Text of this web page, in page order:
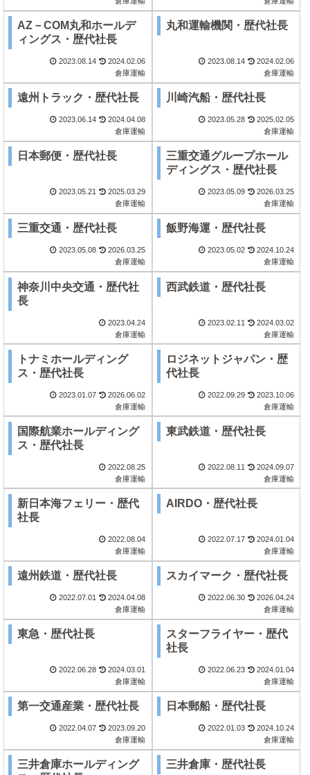
AZ－COM丸和ホールデ
ィングス・歴代社長
2023.08.14
2024.02.06
倉庫運輸
丸和運輸機関・歴代社長
2023.08.14
2024.02.06
倉庫運輸
遠州トラック・歴代社長
2023.06.14
2024.04.08
倉庫運輸
川崎汽船・歴代社長
2023.05.28
2025.02.05
倉庫運輸
日本郵便・歴代社長
2023.05.21
2025.03.29
倉庫運輸
三重交通グループホール
ディングス・歴代社長
2023.05.09
2026.03.25
倉庫運輸
三重交通・歴代社長
2023.05.08
2026.03.25
倉庫運輸
飯野海運・歴代社長
2023.05.02
2024.10.24
倉庫運輸
神奈川中央交通・歴代社
長
2023.04.24
倉庫運輸
西武鉄道・歴代社長
2023.02.11
2024.03.02
倉庫運輸
トナミホールディング
ス・歴代社長
2023.01.07
2026.06.02
倉庫運輸
ロジネットジャパン・歴
代社長
2022.09.29
2023.10.06
倉庫運輸
国際航業ホールディング
ス・歴代社長
2022.08.25
倉庫運輸
東武鉄道・歴代社長
2022.08.11
2024.09.07
倉庫運輸
新日本海フェリー・歴代
社長
2022.08.04
倉庫運輸
AIRDO・歴代社長
2022.07.17
2024.01.04
倉庫運輸
遠州鉄道・歴代社長
2022.07.01
2024.04.08
倉庫運輸
スカイマーク・歴代社長
2022.06.30
2026.04.24
倉庫運輸
東急・歴代社長
2022.06.28
2024.03.01
倉庫運輸
スターフライヤー・歴代
社長
2022.06.23
2024.01.04
倉庫運輸
第一交通産業・歴代社長
2022.04.07
2023.09.20
倉庫運輸
日本郵船・歴代社長
2022.01.03
2024.10.24
倉庫運輸
三井倉庫ホールディング
三井倉庫・歴代社長